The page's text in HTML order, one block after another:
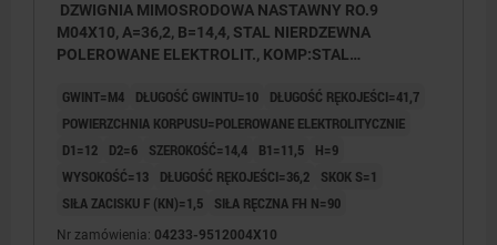
DZWIGNIA MIMOSRODOWA NASTAWNY RO.9
M04X10, A=36,2, B=14,4, STAL NIERDZEWNA
POLEROWANE ELEKTROLIT., KOMP:STAL
GWINT=M4 DŁUGOŚĆ GWINTU=10
DŁUGOŚĆ RĘKOJEŚCI=41,7
POWIERZCHNIA KORPUSU=POLEROWANE ELEKTROLITYCZNIE
D1=12
D2=6 SZEROKOŚĆ=14,4 B1=11,5
H=9
WYSOKOŚĆ=13
DŁUGOŚĆ RĘKOJEŚCI=36,2
SKOK S=1
SIŁA ZACISKU F (KN)=1,5
SIŁA RĘCZNA FH N=90
Nr zamówienia: 04233-9512004X10